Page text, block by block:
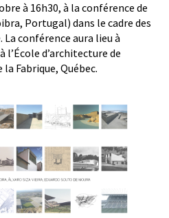
à 16h30, à la conférence de
Portugal) dans le cadre des
conférence aura lieu à
d’architecture de
Fabrique, Québec.